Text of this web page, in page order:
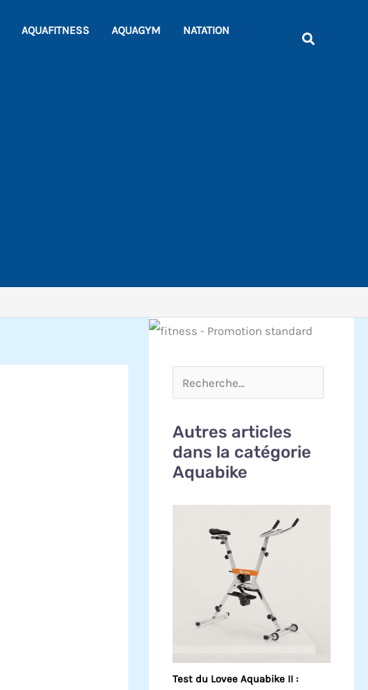
AQUAFITNESS AQUAGYM
NATATION
Autres articles
dans la catégorie
Aquabike
Test du Lovee Aquabike II :